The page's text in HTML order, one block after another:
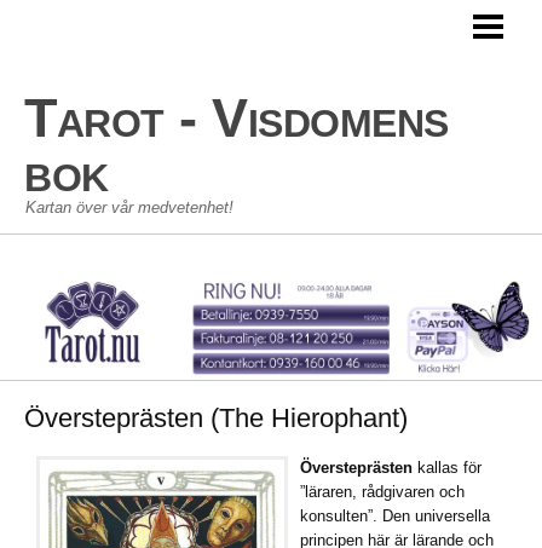
STORA ARKANAN
LILLA ARKANAN
GÄSTBOK
Tarot - Visdomens
bok
Kartan över vår medvetenhet!
Översteprästen (The Hierophant)
Översteprästen kallas för
”läraren, rådgivaren och
konsulten”. Den universella
principen här är lärande och